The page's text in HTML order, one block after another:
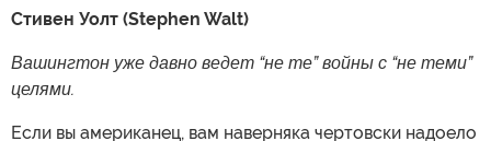
Стивен Уолт (Stephen Walt)
Вашингтон уже давно ведет “не те” войны с “не теми”
целями.
Если вы американец, вам наверняка чертовски надоело